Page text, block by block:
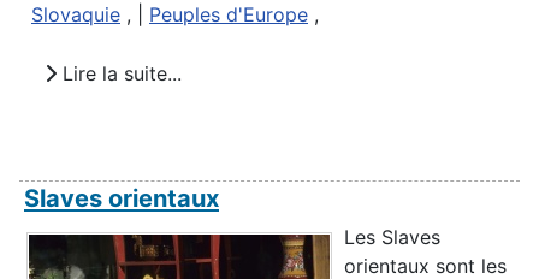
Slovaquie , | Peuples d'Europe ,
Lire la suite...
Slaves orientaux
Les Slaves
orientaux sont les